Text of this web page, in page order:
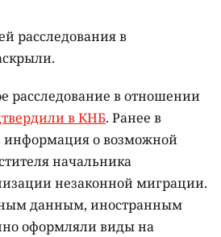
расследования в
расследование в отношении
в КНБ. Ранее в
информация о возможной
начальника
незаконной миграции.
данным, иностранным
оформляли виды на